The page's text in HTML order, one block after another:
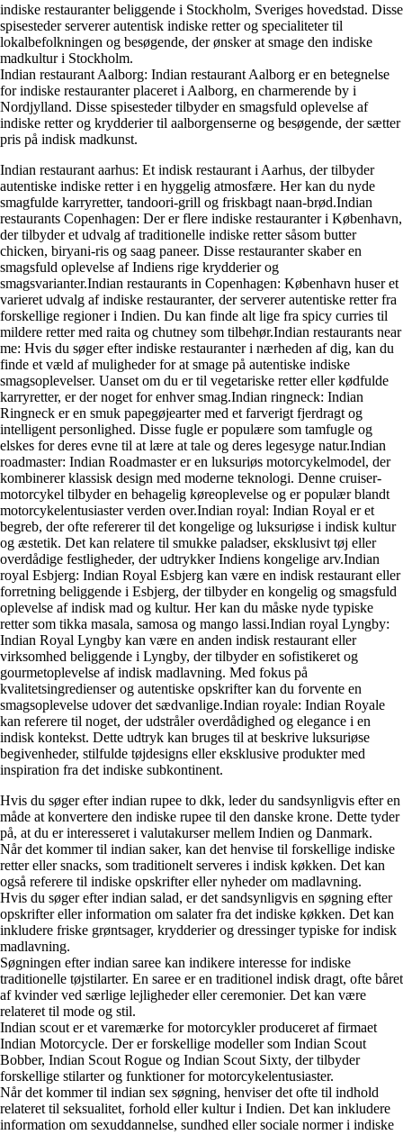
indiske restauranter beliggende i Stockholm, Sveriges hovedstad. Disse
spisesteder serverer autentisk indiske retter og specialiteter til
lokalbefolkningen og besøgende, der ønsker at smage den indiske
madkultur i Stockholm.
Indian restaurant Aalborg: Indian restaurant Aalborg er en betegnelse
for indiske restauranter placeret i Aalborg, en charmerende by i
Nordjylland. Disse spisesteder tilbyder en smagsfuld oplevelse af
indiske retter og krydderier til aalborgenserne og besøgende, der sætter
pris på indisk madkunst.
Indian restaurant aarhus: Et indisk restaurant i Aarhus, der tilbyder
autentiske indiske retter i en hyggelig atmosfære. Her kan du nyde
smagfulde karryretter, tandoori-grill og friskbagt naan-brød.Indian
restaurants Copenhagen: Der er flere indiske restauranter i København,
der tilbyder et udvalg af traditionelle indiske retter såsom butter
chicken, biryani-ris og saag paneer. Disse restauranter skaber en
smagsfuld oplevelse af Indiens rige krydderier og
smagsvarianter.Indian restaurants in Copenhagen: København huser et
varieret udvalg af indiske restauranter, der serverer autentiske retter fra
forskellige regioner i Indien. Du kan finde alt lige fra spicy curries til
mildere retter med raita og chutney som tilbehør.Indian restaurants near
me: Hvis du søger efter indiske restauranter i nærheden af dig, kan du
finde et væld af muligheder for at smage på autentiske indiske
smagsoplevelser. Uanset om du er til vegetariske retter eller kødfulde
karryretter, er der noget for enhver smag.Indian ringneck: Indian
Ringneck er en smuk papegøjearter med et farverigt fjerdragt og
intelligent personlighed. Disse fugle er populære som tamfugle og
elskes for deres evne til at lære at tale og deres legesyge natur.Indian
roadmaster: Indian Roadmaster er en luksuriøs motorcykelmodel, der
kombinerer klassisk design med moderne teknologi. Denne cruiser-
motorcykel tilbyder en behagelig køreoplevelse og er populær blandt
motorcykelentusiaster verden over.Indian royal: Indian Royal er et
begreb, der ofte refererer til det kongelige og luksuriøse i indisk kultur
og æstetik. Det kan relatere til smukke paladser, eksklusivt tøj eller
overdådige festligheder, der udtrykker Indiens kongelige arv.Indian
royal Esbjerg: Indian Royal Esbjerg kan være en indisk restaurant eller
forretning beliggende i Esbjerg, der tilbyder en kongelig og smagsfuld
oplevelse af indisk mad og kultur. Her kan du måske nyde typiske
retter som tikka masala, samosa og mango lassi.Indian royal Lyngby:
Indian Royal Lyngby kan være en anden indisk restaurant eller
virksomhed beliggende i Lyngby, der tilbyder en sofistikeret og
gourmetoplevelse af indisk madlavning. Med fokus på
kvalitetsingredienser og autentiske opskrifter kan du forvente en
smagsoplevelse udover det sædvanlige.Indian royale: Indian Royale
kan referere til noget, der udstråler overdådighed og elegance i en
indisk kontekst. Dette udtryk kan bruges til at beskrive luksuriøse
begivenheder, stilfulde tøjdesigns eller eksklusive produkter med
inspiration fra det indiske subkontinent.
Hvis du søger efter indian rupee to dkk, leder du sandsynligvis efter en
måde at konvertere den indiske rupee til den danske krone. Dette tyder
på, at du er interesseret i valutakurser mellem Indien og Danmark.
Når det kommer til indian saker, kan det henvise til forskellige indiske
retter eller snacks, som traditionelt serveres i indisk køkken. Det kan
også referere til indiske opskrifter eller nyheder om madlavning.
Hvis du søger efter indian salad, er det sandsynligvis en søgning efter
opskrifter eller information om salater fra det indiske køkken. Det kan
inkludere friske grøntsager, krydderier og dressinger typiske for indisk
madlavning.
Søgningen efter indian saree kan indikere interesse for indiske
traditionelle tøjstilarter. En saree er en traditionel indisk dragt, ofte båret
af kvinder ved særlige lejligheder eller ceremonier. Det kan være
relateret til mode og stil.
Indian scout er et varemærke for motorcykler produceret af firmaet
Indian Motorcycle. Der er forskellige modeller som Indian Scout
Bobber, Indian Scout Rogue og Indian Scout Sixty, der tilbyder
forskellige stilarter og funktioner for motorcykelentusiaster.
Når det kommer til indian sex søgning, henviser det ofte til indhold
relateret til seksualitet, forhold eller kultur i Indien. Det kan inkludere
information om sexuddannelse, sundhed eller sociale normer i indiske